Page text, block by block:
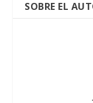
SOBRE EL